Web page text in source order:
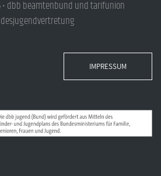
• dbb beamtenbund und tarifunion
IMPRESSUM